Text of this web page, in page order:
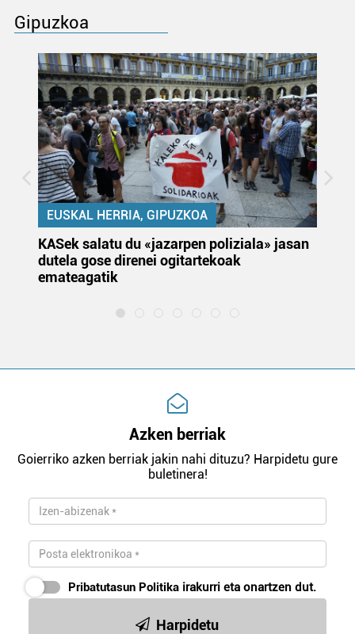
Gipuzkoa
EUSKAL HERRIA, GIPUZKOA
KASek salatu du «jazarpen poliziala» jasan
dutela gose direnei ogitartekoak
emateagatik
Azken berriak
Goierriko azken berriak jakin nahi dituzu? Harpidetu gure
buletinera!
Pribatutasun Politika irakurri eta onartzen dut.
Harpidetu